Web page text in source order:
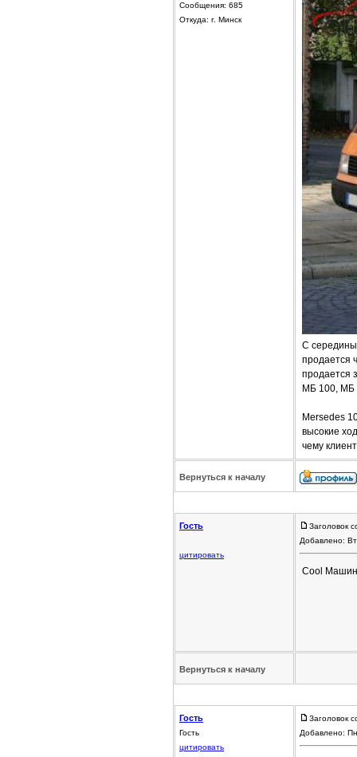
Сообщения: 685
Откуда: г. Минск
C середины
продается
продается
МБ 100, МБ
Mersedes
высокие
чему
Вернуться к началу
Гость
цитировать
Заголовок
Добавлено:
Cool
Вернуться к началу
Гость
Гость
цитировать
Заголовок
Добавлено: